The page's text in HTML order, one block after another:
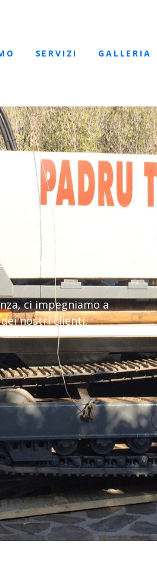
SERVIZI GALLERIA
per acqua di alta
a fornire soluzioni
di Sassari e
ci impegniamo a
nostri clienti.